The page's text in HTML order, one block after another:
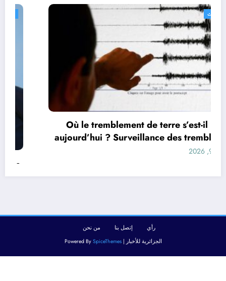
الجزائر الحدث
Où le tremblement de terre s’est-il produit
aujourd’hui ? Surveillance des tremblements
de terre dans le monde&
أغسطس 9, 2026
رأي إتصل بنا
من نحن
الجزائرية للأخبار | Powered BySpiceThemes